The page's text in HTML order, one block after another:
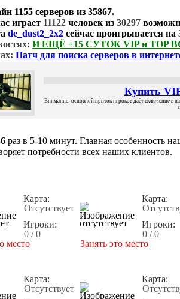
1155 серверов из 35867.
играет 11122 человек из 30297
de_dust2_2x2 сейчас проигрывается на
И ЕЩЁ +15 СУТОК VIP и
Патч для поиска серверов в
Купить
Внимание: основной приток игроков даёт включение в
раз в 5-10 минут. Главная особенность
потребности всех наших клиентов.
Карта:
Отсутствует
Игроки:
0 / 0
место
Карта:
Игроки:
0 / 0
Занять это место
Карта:
Отсутствует
Карта: